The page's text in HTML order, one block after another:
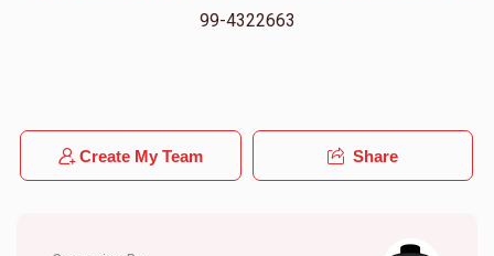
99-4322663
Create My Team Share